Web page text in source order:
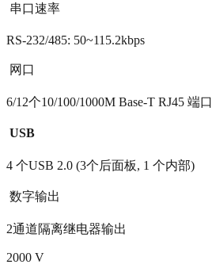
 串口速率
RS-232/485: 50~115.2kbps
 网口
6/12个10/100/1000M Base-T RJ45 端口
USB
4 个USB 2.0 (3个后面板, 1 个内部)
 数字输出
2通道隔离继电器输出
2000 V